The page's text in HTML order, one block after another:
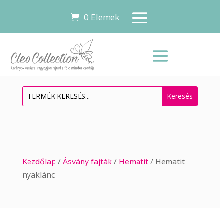
0 Elemek
Kezdőlap /Ásvány fajták/ Hematit/ Hematit
nyaklánc